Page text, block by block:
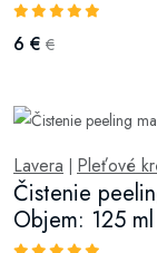
6 € €
Lavera | Pleťové
Čistenie
Objem: 125 ml